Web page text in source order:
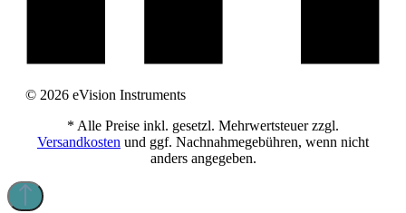
© 2026 eVision Instruments
* Alle Preise inkl. gesetzl. Mehrwertsteuer zzgl.
Versandkosten und ggf. Nachnahmegebühren, wenn nicht
anders angegeben.